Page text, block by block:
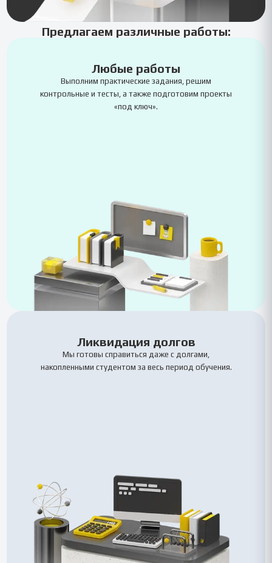
Предлагаем различные работы:
Любые работы
Выполним практические задания, решим
контрольные и тесты, а также подготовим проекты
«под ключ».
Ликвидация долгов
Мы готовы справиться даже с долгами,
накопленными студентом за весь период обучения.